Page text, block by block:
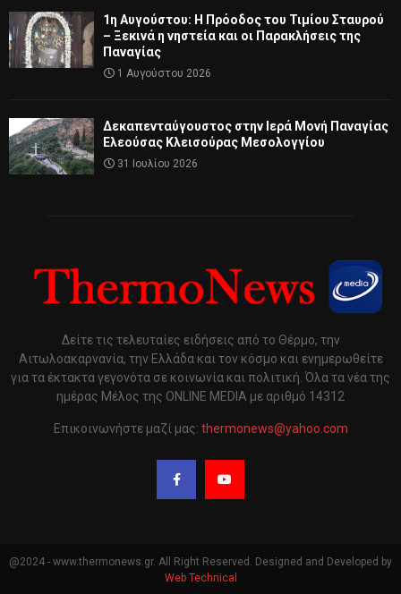
1η Αυγούστου: Η Πρόοδος του Τιμίου Σταυρού
– Ξεκινά η νηστεία και οι Παρακλήσεις της
Παναγίας
1 Αυγούστου 2026
Δεκαπενταύγουστος στην Ιερά Μονή Παναγίας
Ελεούσας Κλεισούρας Μεσολογγίου
31 Ιουλίου 2026
Δείτε τις τελευταίες ειδήσεις από το Θέρμο, την
Αιτωλοακαρνανία, την Ελλάδα και τον κόσμο και ενημερωθείτε
για τα έκτακτα γεγονότα σε κοινωνία και πολιτική. Όλα τα νέα της
ημέρας Μέλος της ONLINE MEDIA με αριθμό 14312
Επικοινωνήστε μαζί μας: thermonews@yahoo.com
@2024 - www.thermonews.gr. All Right Reserved. Designed and Developed by
Web Technical